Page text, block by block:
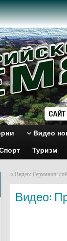
Видео
Туризм
« Видео: Германия:
Видео: